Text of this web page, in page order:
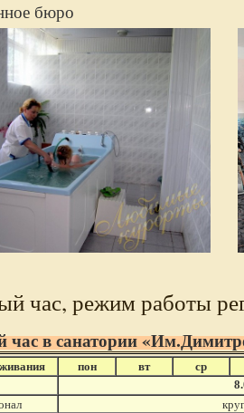
бюро
час, режим работы
час в санатории
пон вт ср